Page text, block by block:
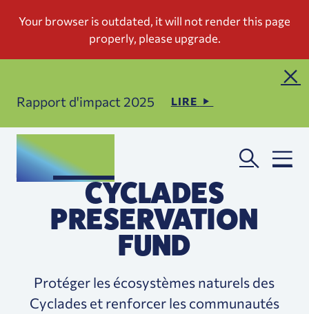
Rapport d'impact 2025 LIRE
CYCLADES
PRESERVATION
FUND
Protéger les écosystèmes naturels des
Cyclades et renforcer les communautés